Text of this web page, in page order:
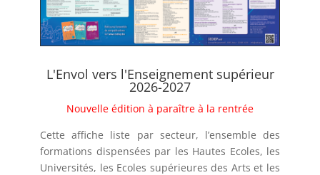
L'Envol vers l'Enseignement supérieur
2026-2027
Nouvelle édition à paraître à la rentrée
Cette affiche liste par secteur, l’ensemble des
formations dispensées par les Hautes Ecoles, les
Universités, les Ecoles supérieures des Arts et les